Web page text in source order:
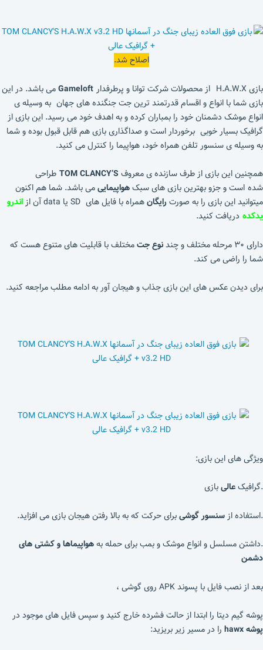
اصلاح شد.
بازی H.A.W.X از محصولات شرکت توانا و پرطرفدار Gameloftمی باشد. در این
بازی شما با انواع و اقسام قدرتمند ترین جت جنگنده های جهان به وسیله ی
انواع موشک دشمنان خود را بمباران کرده و به اهدف خود می رسید. این بازی از
گرافیک بسیار خوبی برخوردار است و صداگذاری بازی هم قابل قبول بوده و شما
به وسیله ی سنسور تلفن همراه خود، هواپیما را کنترل می کنید.
همچنین این بازی از طرف سازنده ی معروف TOM CLANCY’S طراحی
شده است و جزو بهترین بازی های سبکهواپیماییمی باشد. شما هم اکنون
میتوانید این بازی را به صورترایگانهمراه با فایل های SD یا data آن از
اندرو
یدکده دریافت کنید.
دارای ۳۰ مرحله مختلف و چند نوع جتمختلف با قابلیت های متنوع هست که
شما را راضی می کند.
برای دیدن عکس های این بازی جذاب و هیجان آور به ادامه مطلب مراجعه کنید.
ویژگی های این بازی:
.گرافیکعالیبازی
.استفاده از سنسور گوشیبرای حرکت که به بالا رفتن هیجان بازی می افزاید.
.داشتن مسلسل و انواع موشک و بمب برای حمله بههواپیماها و کشتی های
دشمن
بعد از نصب فایل با پسوند APK روی گوشی ،
پوشه گیم دیتا را ابتدا از حالت فشرده خارج کنید و سپس فایل های موجود در
پوشه hawx
را در مسیر زیر بریزید: